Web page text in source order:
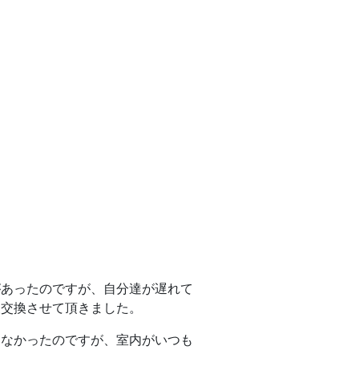
ったのですが、自分達が遅れて
換させて頂きました。
かったのですが、室内がいつも